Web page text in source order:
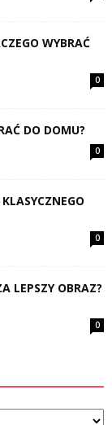
WYBRAĆ
0
DO DOMU?
0
0
LEPSZY OBRAZ?
0